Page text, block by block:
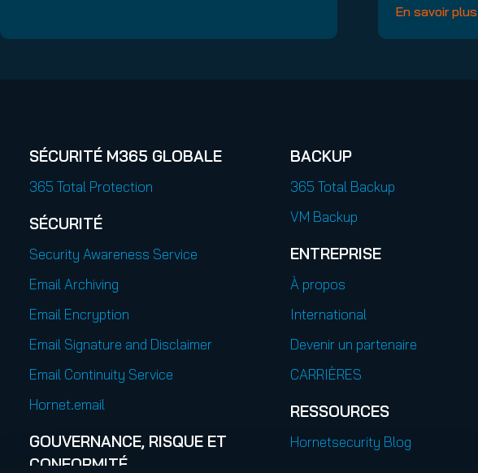
En savoir plus
SÉCURITÉ M365 GLOBALE
365 Total Protection
SÉCURITÉ
Security Awareness Service
Email Archiving
Email Encryption
Email Signature and Disclaimer
Email Continuity Service
Hornet.email
GOUVERNANCE, RISQUE ET
CONFORMITÉ
BACKUP
365 Total Backup
VM Backup
ENTREPRISE
À propos
International
Devenir un partenaire
CARRIÈRES
RESSOURCES
Hornetsecurity Blog